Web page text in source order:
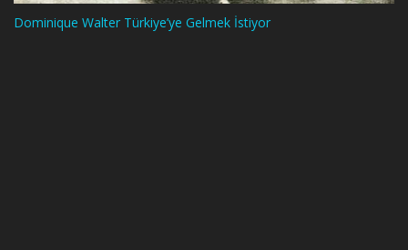
Dominique Walter Türkiye’ye Gelmek İstiyor